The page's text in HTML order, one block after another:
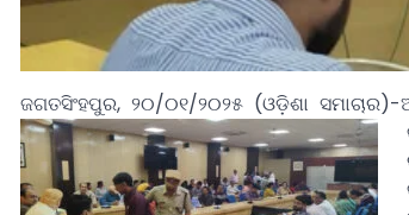
ଜଗତସିଂହପୁର, ୨୦/୦୧/୨୦୨୫ (ଓଡ଼ିଶା